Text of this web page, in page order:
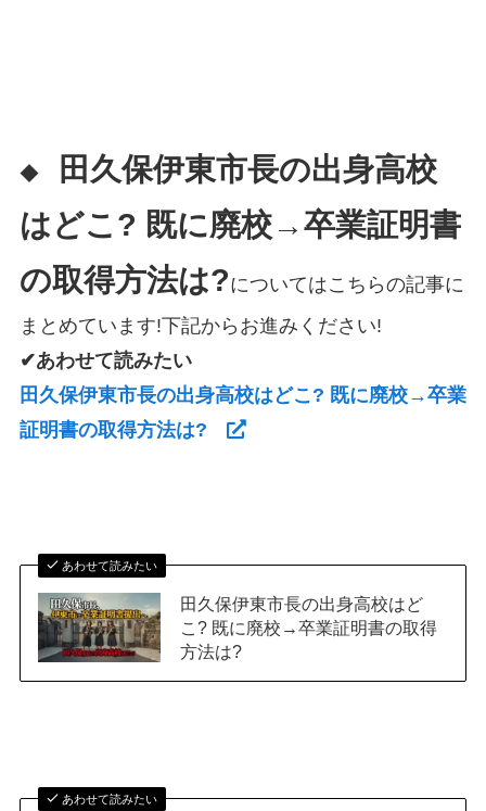
◆
田久保伊東市長の出身高校
はどこ? 既に廃校→卒業証明書
の取得方法は?についてはこちらの記事に
まとめています!下記からお進みください!
✔あわせて読みたい
田久保伊東市長の出身高校はどこ? 既に廃校→卒業
証明書の取得方法は?
あわせて読みたい
田久保伊東市長の出身高校はど
こ? 既に廃校→卒業証明書の取得
方法は?
あわせて読みたい